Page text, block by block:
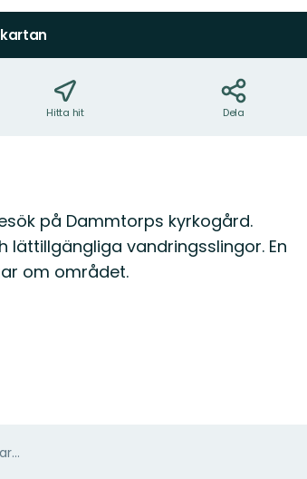
Hitta hit Dela
på Dammtorps kyrkogård.
lättillgängliga vandringsslingor. En
om området.